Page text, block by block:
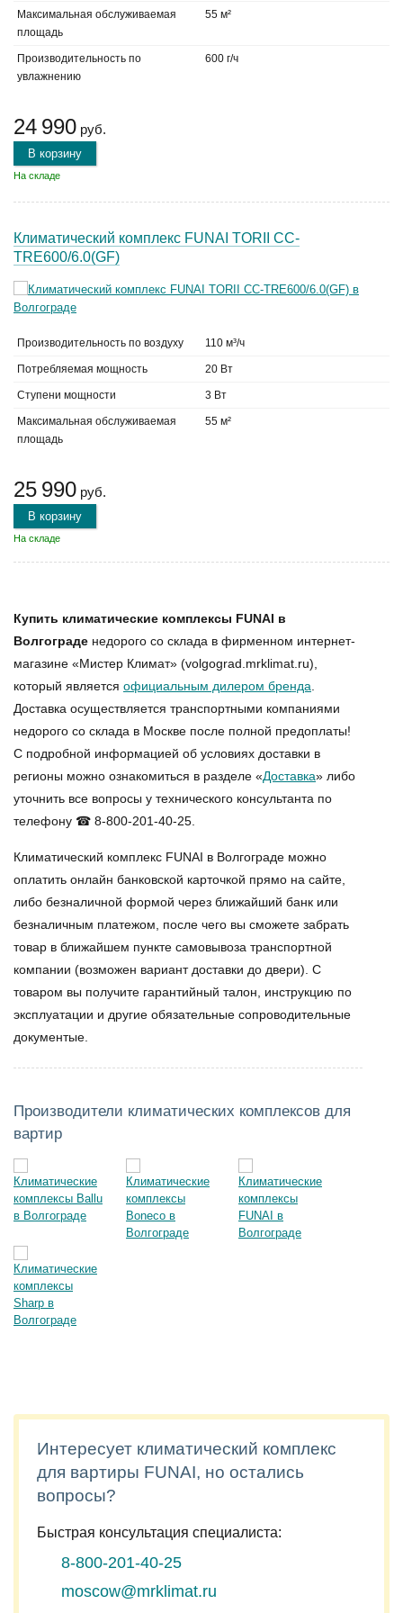
Максимальная обслуживаемая
площадь
55 м²
Производительность по
увлажнению
600 г/ч
24 990 руб.
В корзину
На складе
Климатический комплекс FUNAI TORII CC-
TRE600/6.0(GF)
Производительность по воздуху 110 м³/ч
Потребляемая мощность 20 Вт
Ступени мощности 3 Вт
Максимальная обслуживаемая
площадь
55 м²
25 990 руб.
В корзину
На складе
Купить климатические комплексы FUNAI в
Волгограде недорого со склада в фирменном интернет-
магазине «Мистер Климат» (volgograd.mrklimat.ru),
который является официальным дилером бренда
Доставка осуществляется транспортными компаниями
недорого со склада в Москве после полной предоплаты!
С подробной информацией об условиях доставки в
регионы можно ознакомиться в разделе «Доставка» либо
уточнить все вопросы у технического консультанта по
телефону ☎ 8-800-201-40-25.
Климатический комплекс FUNAI в Волгограде можно
оплатить онлайн банковской карточкой прямо на сайте,
либо безналичной формой через ближайший банк или
безналичным платежом, после чего вы сможете забрать
товар в ближайшем пункте самовывоза транспортной
компании (возможен вариант доставки до двери). С
товаром вы получите гарантийный талон, инструкцию по
эксплуатации и другие обязательные сопроводительные
документые.
Производители климатических комплексов для
вартир
Интересует климатический комплекс
для вартиры FUNAI, но остались
вопросы?
Быстрая консультация специалиста:
8-800-201-40-25
moscow@mrklimat.ru